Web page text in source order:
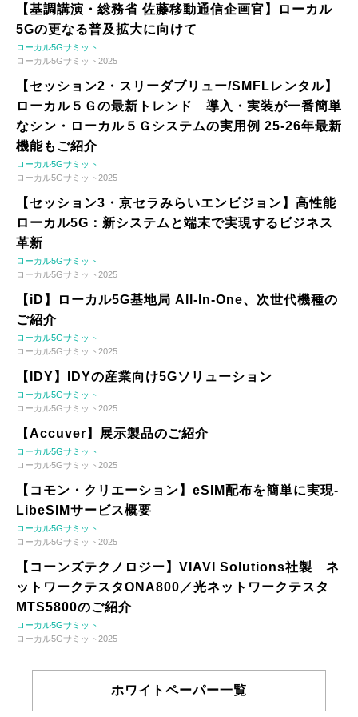
【基調講演・総務省 佐藤移動通信企画官】ローカル
5Gの更なる普及拡大に向けて
ローカル5Gサミット
ローカル5Gサミット2025
【セッション2・スリーダブリュー/SMFLレンタル】
ローカル５Ｇの最新トレンド 導入・実装が一番簡単
なシン・ローカル５Ｇシステムの実用例 25-26年最新
機能もご紹介
ローカル5Gサミット
ローカル5Gサミット2025
【セッション3・京セラみらいエンビジョン】高性能
ローカル5G：新システムと端末で実現するビジネス
革新
ローカル5Gサミット
ローカル5Gサミット2025
【iD】ローカル5G基地局 All-In-One、次世代機種の
ご紹介
ローカル5Gサミット
ローカル5Gサミット2025
【IDY】IDYの産業向け5Gソリューション
ローカル5Gサミット
ローカル5Gサミット2025
【Accuver】展示製品のご紹介
ローカル5Gサミット
ローカル5Gサミット2025
【コモン・クリエーション】eSIM配布を簡単に実現-
LibeSIMサービス概要
ローカル5Gサミット
ローカル5Gサミット2025
【コーンズテクノロジー】VIAVI Solutions社製 ネ
ットワークテスタONA800／光ネットワークテスタ
MTS5800のご紹介
ローカル5Gサミット
ローカル5Gサミット2025
ホワイトペーパー一覧